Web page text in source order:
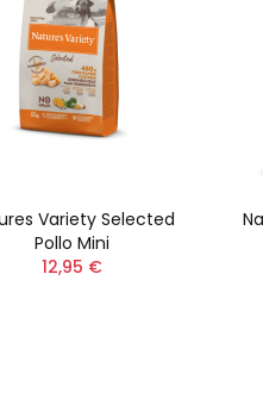
Variety Selected
Pollo Mini
12,95 €